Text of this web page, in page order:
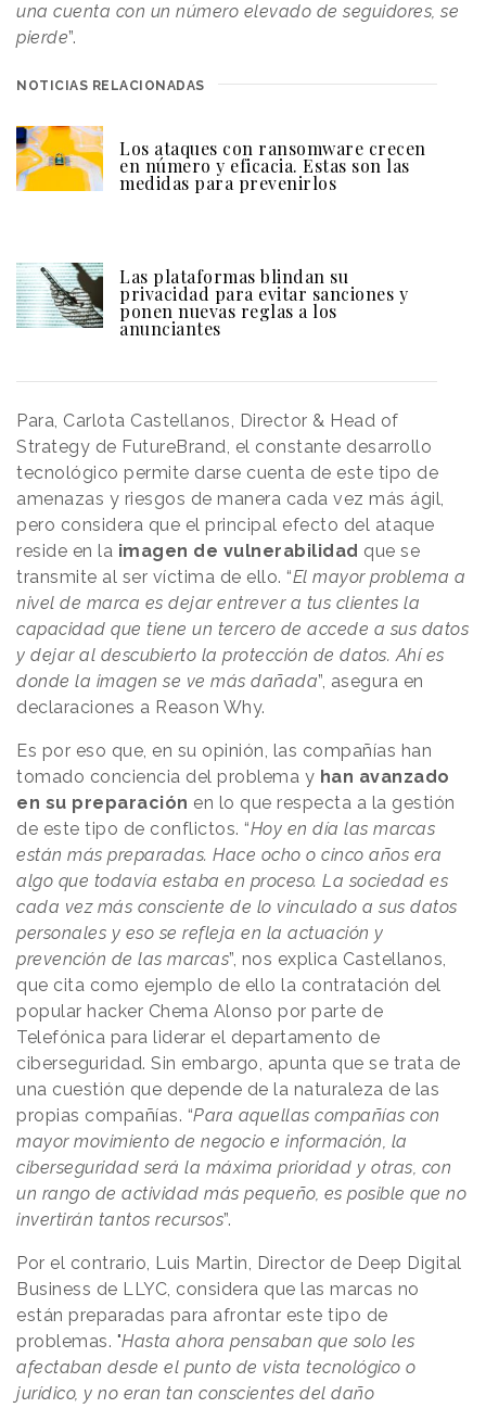
una cuenta con un número elevado de seguidores, se
pierde”.
NOTICIAS RELACIONADAS
Los ataques con ransomware crecen
en número y eficacia. Estas son las
medidas para prevenirlos
Las plataformas blindan su
privacidad para evitar sanciones y
ponen nuevas reglas a los
anunciantes
Para, Carlota Castellanos, Director & Head of
Strategy de FutureBrand, el constante desarrollo
tecnológico permite darse cuenta de este tipo de
amenazas y riesgos de manera cada vez más ágil,
pero considera que el principal efecto del ataque
reside en la imagen de vulnerabilidad que se
transmite al ser víctima de ello. “El mayor problema a
nivel de marca es dejar entrever a tus clientes la
capacidad que tiene un tercero de accede a sus datos
y dejar al descubierto la protección de datos. Ahí es
donde la imagen se ve más dañada”, asegura en
declaraciones a Reason Why.
Es por eso que, en su opinión, las compañías han
tomado conciencia del problema y han avanzado
en su preparación en lo que respecta a la gestión
de este tipo de conflictos. “Hoy en día las marcas
están más preparadas. Hace ocho o cinco años era
algo que todavía estaba en proceso. La sociedad es
cada vez más consciente de lo vinculado a sus datos
personales y eso se refleja en la actuación y
prevención de las marcas”, nos explica Castellanos,
que cita como ejemplo de ello la contratación del
popular hacker Chema Alonso por parte de
Telefónica para liderar el departamento de
ciberseguridad. Sin embargo, apunta que se trata de
una cuestión que depende de la naturaleza de las
propias compañías. “Para aquellas compañías con
mayor movimiento de negocio e información, la
ciberseguridad será la máxima prioridad y otras, con
un rango de actividad más pequeño, es posible que no
invertirán tantos recursos”.
Por el contrario, Luis Martin, Director de Deep Digital
Business de LLYC, considera que las marcas no
están preparadas para afrontar este tipo de
problemas. "Hasta ahora pensaban que solo les
afectaban desde el punto de vista tecnológico o
jurídico, y no eran tan conscientes del daño